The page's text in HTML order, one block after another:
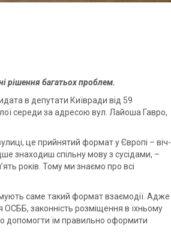
рішення багатьох проблем.
в депутати Київради від 59
середи за адресою вул. Лайоша Гавро,
це прийнятий формат у Європі – віч-
знаходиш спільну мову з сусідами, –
років. Тому ми знаємо про всі
саме такий формат взаємодії. Адже
законність розміщення в їхньому
допомогти їм правильно оформити